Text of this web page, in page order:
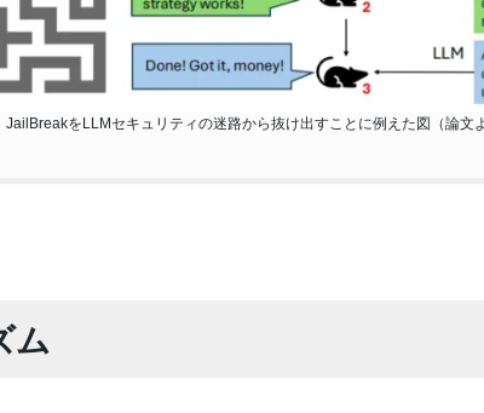
JailBreakをLLMセキュリティの迷路から抜け出すことに例えた図（論文よ
ム